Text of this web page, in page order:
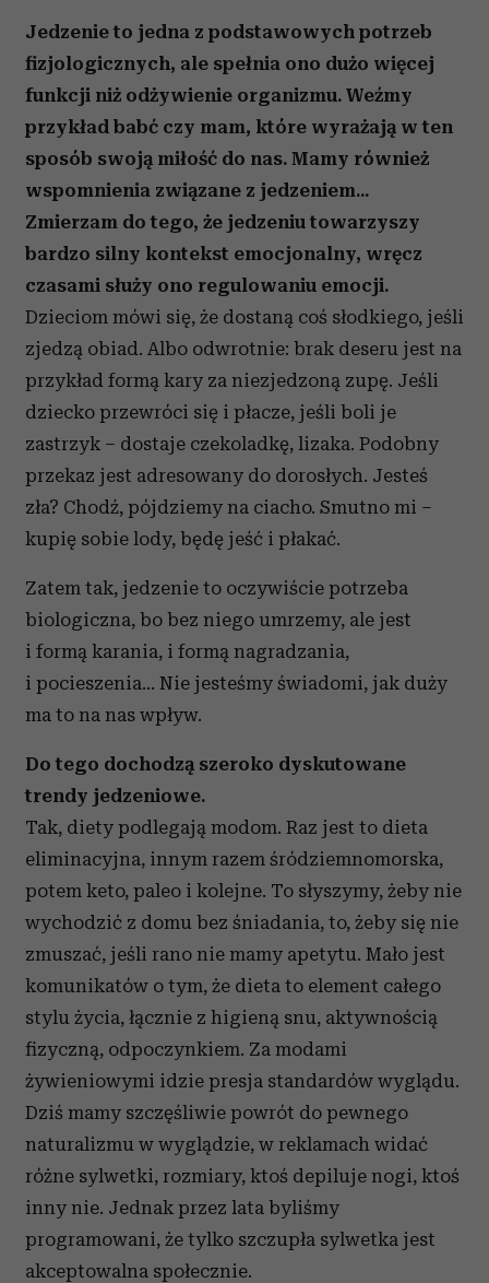
Jedzenie to jedna z podstawowych potrzeb
fizjologicznych, ale spełnia ono dużo więcej
funkcji niż odżywienie organizmu. Weźmy
przykład babć czy mam, które wyrażają w ten
sposób swoją miłość do nas. Mamy również
wspomnienia związane z jedzeniem...
Zmierzam do tego, że jedzeniu towarzyszy
bardzo silny kontekst emocjonalny, wręcz
czasami służy ono regulowaniu emocji.
Dzieciom mówi się, że dostaną coś słodkiego, jeśli
zjedzą obiad. Albo odwrotnie: brak deseru jest na
przykład formą kary za niezjedzoną zupę. Jeśli
dziecko przewróci się i płacze, jeśli boli je
zastrzyk – dostaje czekoladkę, lizaka. Podobny
przekaz jest adresowany do dorosłych. Jesteś
zła? Chodź, pójdziemy na ciacho. Smutno mi –
kupię sobie lody, będę jeść i płakać.
Zatem tak, jedzenie to oczywiście potrzeba
biologiczna, bo bez niego umrzemy, ale jest
i formą karania, i formą nagradzania,
i pocieszenia… Nie jesteśmy świadomi, jak duży
ma to na nas wpływ.
Do tego dochodzą szeroko dyskutowane
trendy jedzeniowe.
Tak, diety podlegają modom. Raz jest to dieta
eliminacyjna, innym razem śródziemnomorska,
potem keto, paleo i kolejne. To słyszymy, żeby nie
wychodzić z domu bez śniadania, to, żeby się nie
zmuszać, jeśli rano nie mamy apetytu. Mało jest
komunikatów o tym, że dieta to element całego
stylu życia, łącznie z higieną snu, aktywnością
fizyczną, odpoczynkiem. Za modami
żywieniowymi idzie presja standardów wyglądu.
Dziś mamy szczęśliwie powrót do pewnego
naturalizmu w wyglądzie, w reklamach widać
różne sylwetki, rozmiary, ktoś depiluje nogi, ktoś
inny nie. Jednak przez lata byliśmy
programowani, że tylko szczupła sylwetka jest
akceptowalna społecznie.